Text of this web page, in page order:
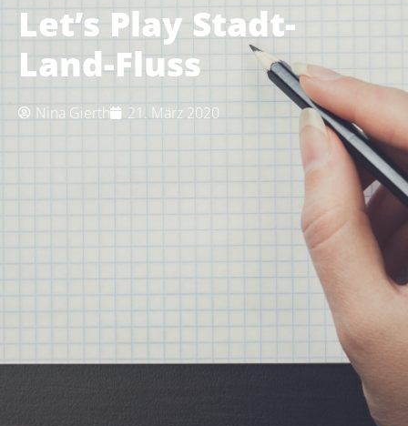
Let’s Play Stadt-
Land-Fluss
Nina Gierth 21. März 2020